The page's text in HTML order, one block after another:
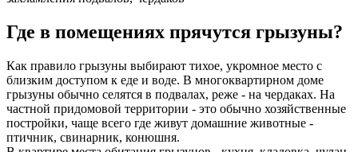
Где в помещениях прячутся грызуны?
Как правило грызуны выбирают тихое, укромное место с
близким доступом к еде и воде. В многоквартирном доме
грызуны обычно селятся в подвалах, реже - на чердаках. На
частной придомовой территории - это обычно хозяйственные
постройки, чаще всего где живут домашние животные -
птичник, свинарник, конюшня.